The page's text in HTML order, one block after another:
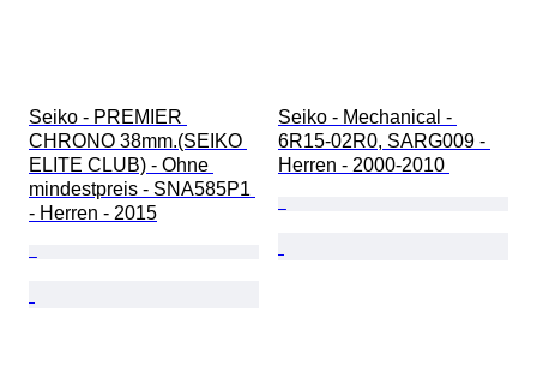
Seiko - PREMIER
CHRONO 38mm.(SEIKO
ELITE CLUB) - Ohne
mindestpreis - SNA585P1
- Herren - 2015
Seiko - Mechanical -
6R15-02R0, SARG009 -
Herren - 2000-2010